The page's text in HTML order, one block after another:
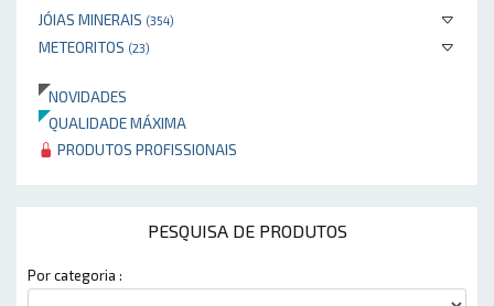
JÓIAS MINERAIS (354)
METEORITOS (23)
NOVIDADES
QUALIDADE MÁXIMA
PRODUTOS PROFISSIONAIS
PESQUISA DE PRODUTOS
Por categoria :